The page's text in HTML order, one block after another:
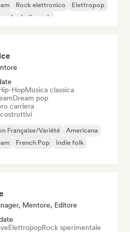
Rock elettronico
Elettropop
Indie rock
HopMusica classica
Dream pop
carriera
Française/Variété
Americana
French Pop
Indie folk
Mentore, Editore
ElettropopRock sperimentale